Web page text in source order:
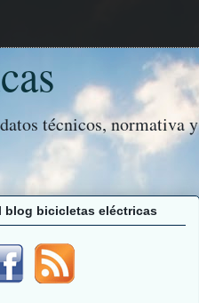
técnicos, normativa y
blog bicicletas eléctricas